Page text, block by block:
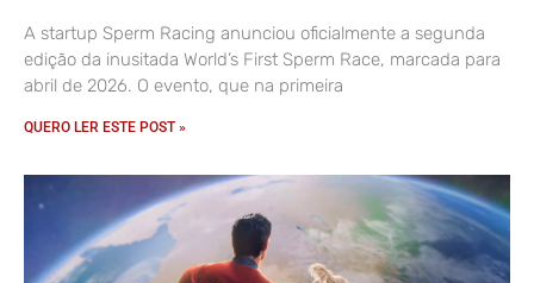
A startup Sperm Racing anunciou oficialmente a segunda
edição da inusitada World’s First Sperm Race, marcada para
abril de 2026. O evento, que na primeira
QUERO LER ESTE POST »